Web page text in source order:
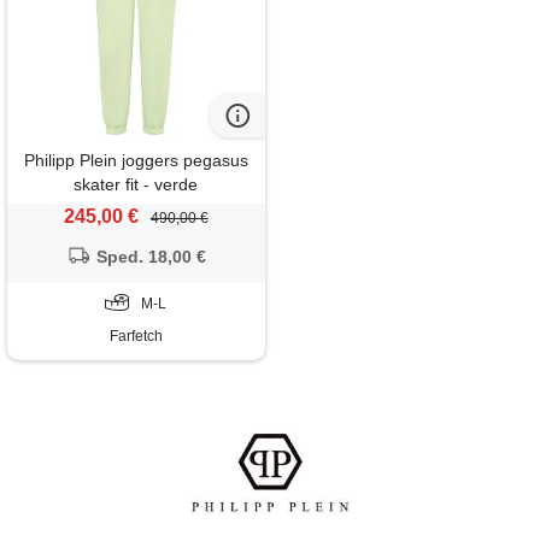
Philipp Plein joggers pegasus
skater fit - verde
245,00 € 490,00 €
Sped. 18,00 €
M-L
Farfetch